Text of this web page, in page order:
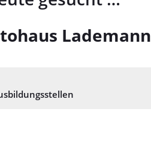
Lademann